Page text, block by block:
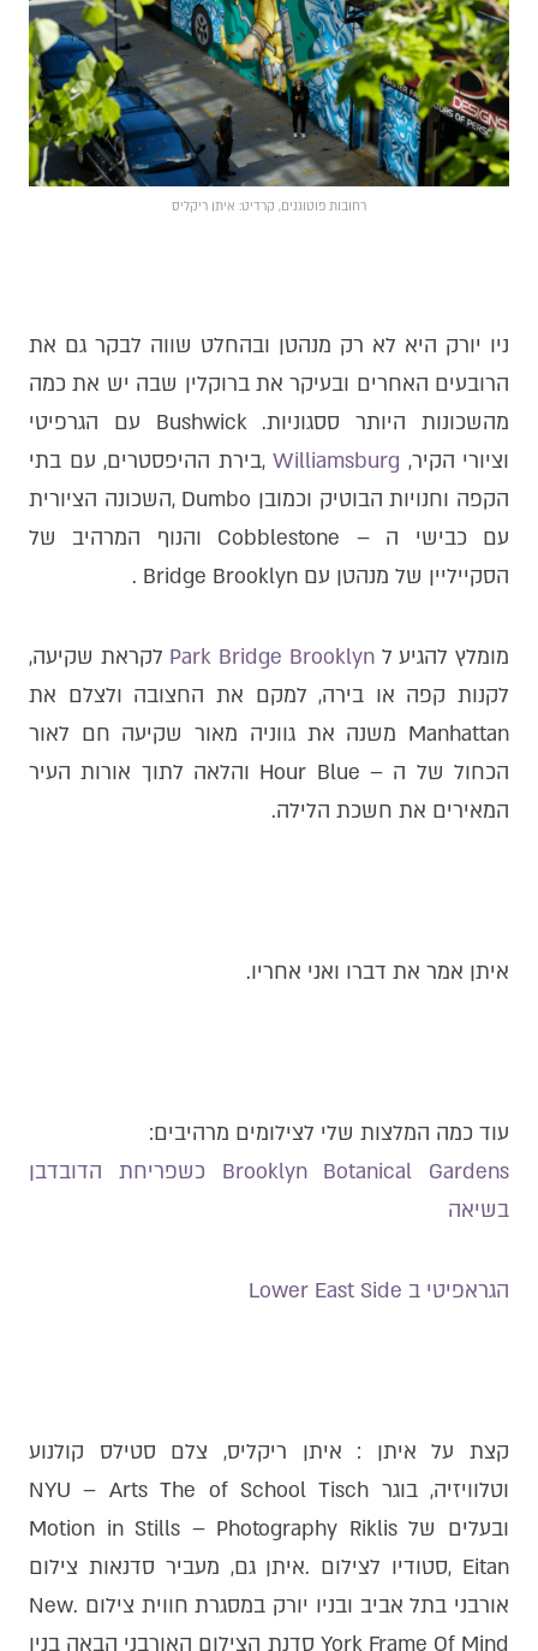
רחובות פוטוגנים, קרדיט: איתן ריקליס
ניו יורק היא לא רק מנהטן ובהחלט שווה לבקר גם את
הרובעים האחרים ובעיקר את ברוקלין שבה יש את כמה
מהשכונות היותר ססגוניות. Bushwick עם הגרפיטי
וציורי הקיר, Williamsburg ,בירת ההיפסטרים, עם בתי
הקפה וחנויות הבוטיק וכמובן Dumbo ,השכונה הציורית
עם כבישי ה – Cobblestone והנוף המרהיב של
הסקייליין של מנהטן עם Bridge Brooklyn .
מומלץ להגיע לPark Bridge Brooklyn לקראת שקיעה,
לקנות קפה או בירה, למקם את החצובה ולצלם את
Manhattan משנה את גווניה מאור שקיעה חם לאור
הכחול של ה – Hour Blue והלאה לתוך אורות העיר
המאירים את חשכת הלילה.
איתן אמר את דברו ואני אחריו.
עוד כמה המלצות שלי לצילומים מרהיבים:
Brooklyn Botanical Gardens כשפריחת הדובדבן
בשיאה
הגראפיטי ב Lower East Side
קצת על איתן : איתן ריקליס, צלם סטילס קולנוע
וטלוויזיה, בוגר NYU – Arts The of School Tisch
ובעלים של Motion in Stills – Photography Riklis
Eitan ,סטודיו לצילום .איתן גם, מעביר סדנאות צילום
אורבני בתל אביב ובניו יורק במסגרת חווית צילום .New
York Frame Of Mind סדנת הצילום האורבני הבאה בניו